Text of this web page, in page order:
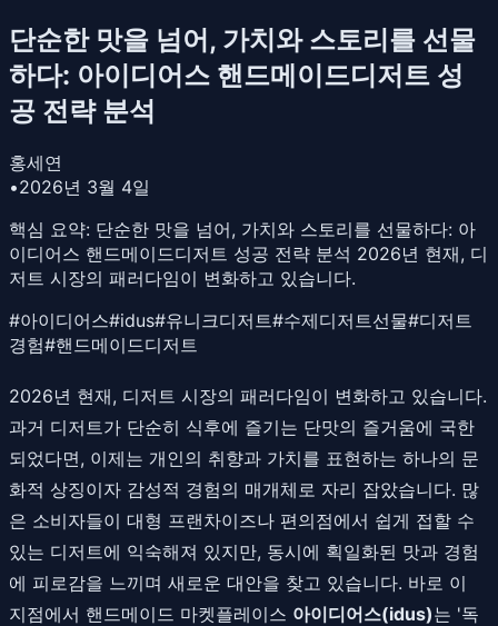
단순한 맛을 넘어, 가치와 스토리를 선물
하다: 아이디어스 핸드메이드디저트 성
공 전략 분석
홍세연
•2026년 3월 4일
핵심 요약: 단순한 맛을 넘어, 가치와 스토리를 선물하다: 아
이디어스 핸드메이드디저트 성공 전략 분석 2026년 현재, 디
저트 시장의 패러다임이 변화하고 있습니다.
#아이디어스#idus#유니크디저트#수제디저트선물#디저트
경험#핸드메이드디저트
2026년 현재, 디저트 시장의 패러다임이 변화하고 있습니다.
과거 디저트가 단순히 식후에 즐기는 단맛의 즐거움에 국한
되었다면, 이제는 개인의 취향과 가치를 표현하는 하나의 문
화적 상징이자 감성적 경험의 매개체로 자리 잡았습니다. 많
은 소비자들이 대형 프랜차이즈나 편의점에서 쉽게 접할 수
있는 디저트에 익숙해져 있지만, 동시에 획일화된 맛과 경험
에 피로감을 느끼며 새로운 대안을 찾고 있습니다. 바로 이
지점에서 핸드메이드 마켓플레이스 아이디어스(idus)는 '독